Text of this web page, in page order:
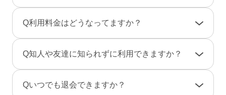
さい。
です。そのため、弊社からお客様へ料金の請求
や督促のご連絡が届くことはありません。
Q利用料金はどうなってますか？
一部のコンテンツの利用はコイン（有料）が必
Q知人や友達に知られずに利用できますか？
のニックネームで、プロフ画像を登録しない状
Qいつでも退会できますか？